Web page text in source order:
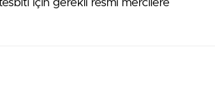
için gerekli resmi mercilere